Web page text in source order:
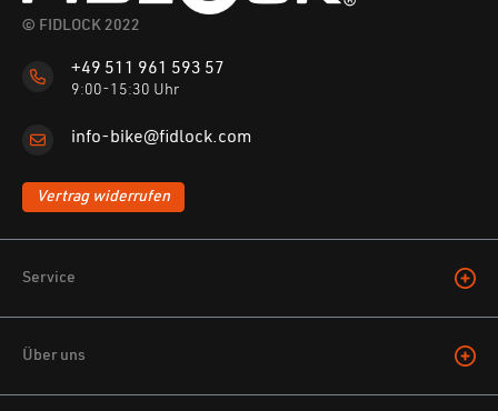
© FIDLOCK 2022
+49 511 961 593 57
9:00-15:30 Uhr
info-bike@fidlock.com
Vertrag widerrufen
Service
Über uns